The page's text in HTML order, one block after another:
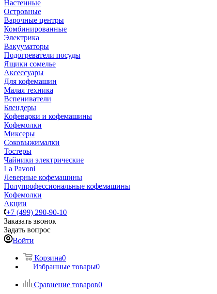
Настенные
Островные
Варочные центры
Комбинированные
Электрика
Вакууматоры
Подогреватели посуды
Ящики сомелье
Аксессуары
Для кофемашин
Малая техника
Вспениватели
Блендеры
Кофеварки и кофемашины
Кофемолки
Миксеры
Соковыжималки
Тостеры
Чайники электрические
La Pavoni
Леверные кофемашины
Полупрофессиональные кофемашины
Кофемолки
Акции
+7 (499) 290-90-10
Заказать звонок
Задать вопрос
Войти
Корзина0
Избранные товары0
Сравнение товаров0